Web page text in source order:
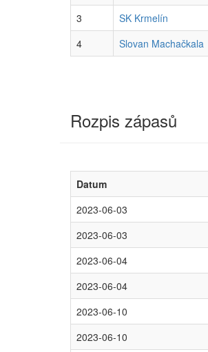
3
SK Krmelín
4
Slovan Machačkala
Rozpis zápasů
Datum
2023-06-03
2023-06-03
2023-06-04
2023-06-04
2023-06-10
2023-06-10